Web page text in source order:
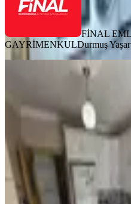
FİNAL
GAYRİMENKULDurmuş Yaşar
Acilll!
Asansörlü
Merkez, Yedi
3+1 ·135 m²·